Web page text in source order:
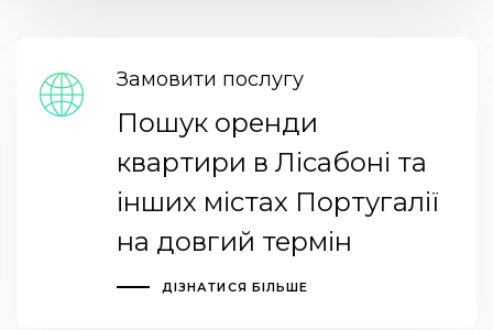
Замовити послугу
Пошук оренди
квартири в Лісабоні та
інших містах Португалії
на довгий термін
ДІЗНАТИСЯ БІЛЬШЕ